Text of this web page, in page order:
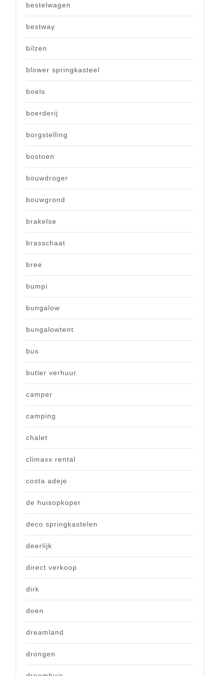
bestelwagen
bestway
bilzen
blower springkasteel
boels
boerderij
borgstelling
bostoen
bouwdroger
bouwgrond
brakelse
brasschaat
bree
bumpi
bungalow
bungalowtent
bus
butler verhuur
camper
camping
chalet
climaxx rental
costa adeje
de huisopkoper
deco springkastelen
deerlijk
direct verkoop
dirk
doen
dreamland
drongen